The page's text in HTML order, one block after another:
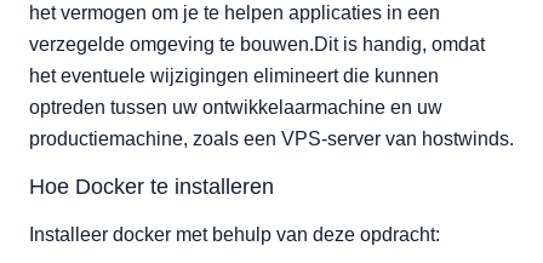
het vermogen om je te helpen applicaties in een
verzegelde omgeving te bouwen.Dit is handig, omdat
het eventuele wijzigingen elimineert die kunnen
optreden tussen uw ontwikkelaarmachine en uw
productiemachine, zoals een VPS-server van hostwinds.
Hoe Docker te installeren
Installeer docker met behulp van deze opdracht: